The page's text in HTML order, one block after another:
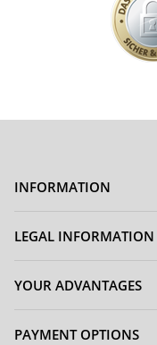
INFORMATION
LEGAL INFORMATION
YOUR ADVANTAGES
PAYMENT OPTIONS